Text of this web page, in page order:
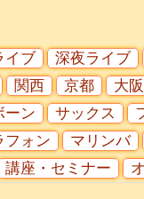
イブ
深夜ライブ
関西 京都
大阪
ーン サックス
フォン
マリンバ
講座・セミナー